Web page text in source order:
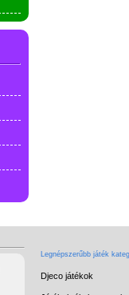
Legnépszerűbb játék
Djeco játékok